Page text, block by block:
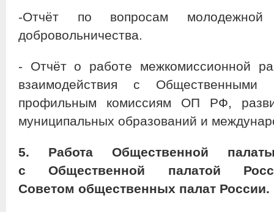
-Отчёт по вопросам
добровольничества.
- Отчёт о работе межкомиссионной
взаимодействия с Общественными
профильным комиссиям ОП РФ,
муниципальных образований и
5. Работа Общественной
с Общественной палатой
Советом общественных палат России.